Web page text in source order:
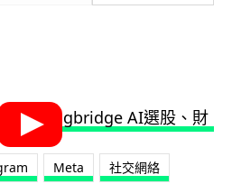
Meta
社交網絡